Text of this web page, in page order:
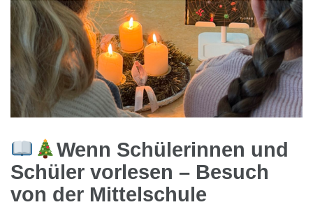
Wenn Schülerinnen und
Schüler vorlesen – Besuch
von der Mittelschule